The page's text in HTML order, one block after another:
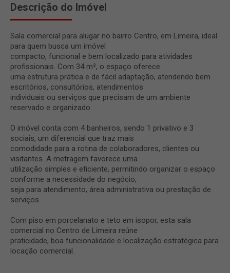
Descrição do Imóvel
Sala comercial para alugar no bairro Centro, em Limeira, ideal
para quem busca um imóvel
compacto, funcional e bem localizado para atividades
profissionais. Com 34 m², o espaço oferece
uma estrutura prática e de fácil adaptação, atendendo bem
escritórios, consultórios, atendimentos
individuais ou serviços que precisam de um ambiente
reservado e organizado.
O imóvel conta com 4 banheiros, sendo 1 privativo e 3
sociais, um diferencial que traz mais
comodidade para a rotina de colaboradores, clientes ou
visitantes. A metragem favorece uma
utilização simples e eficiente, permitindo organizar o espaço
conforme a necessidade do negócio,
seja para atendimento, área administrativa ou prestação de
serviços.
Com piso em porcelanato e teto em isopor, esta sala
comercial no Centro de Limeira reúne
praticidade, boa funcionalidade e localização estratégica para
locação comercial.